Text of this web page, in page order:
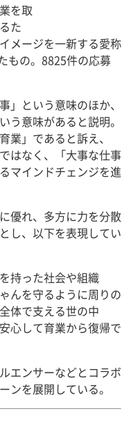
を取
た
メージを一新する愛称
もの。8825件の応募
」という意味のほか、
う意味があると説明。
業」であると訴え、
はなく、「大事な仕事
マインドチェンジを進
優れ、多方に力を分散
し、以下を表現してい
持った社会や組織
んを守るように周りの
体で支える世の中
心して育業から復帰で
エンサーなどとコラボ
ンを展開している。